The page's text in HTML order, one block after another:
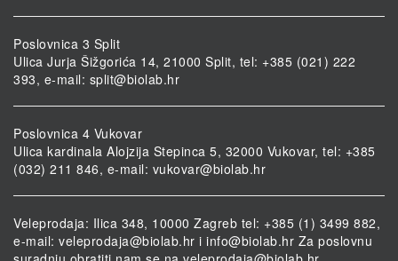
Poslovnica 3 Split
Ulica Jurja Šižgorića 14, 21000 Split, tel: +385 (021) 222
393, e-mail: split@biolab.hr
Poslovnica 4 Vukovar
Ulica kardinala Alojzija Stepinca 5, 32000 Vukovar, tel: +385
(032) 211 846, e-mail: vukovar@biolab.hr
Veleprodaja: Ilica 348, 10000 Zagreb tel: +385 (1) 3499 882,
e-mail: veleprodaja@biolab.hr i info@biolab.hr Za poslovnu